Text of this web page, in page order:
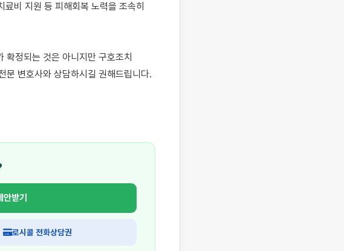
비 지원 등 피해회복 노력을 조속히
확정되는 것은 아니지만 구호조치
문 변호사와 상담하시길 권해드립니다.
받기
로시콜 전화상담권